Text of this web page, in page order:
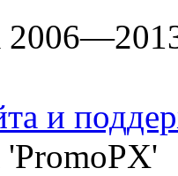
и
'PromoPX'